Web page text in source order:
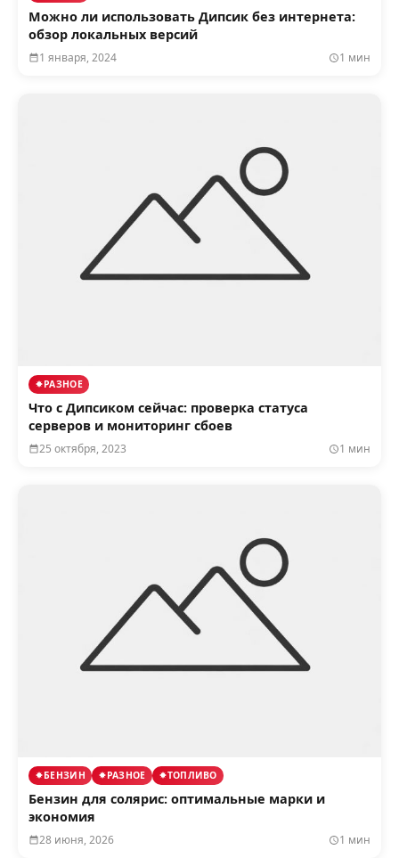
Можно ли использовать Дипсик без интернета:
обзор локальных версий
1 января, 2024 1 мин
РАЗНОЕ
Что с Дипсиком сейчас: проверка статуса
серверов и мониторинг сбоев
25 октября, 2023 1 мин
БЕНЗИН РАЗНОЕ ТОПЛИВО
Бензин для солярис: оптимальные марки и
экономия
28 июня, 2026 1 мин